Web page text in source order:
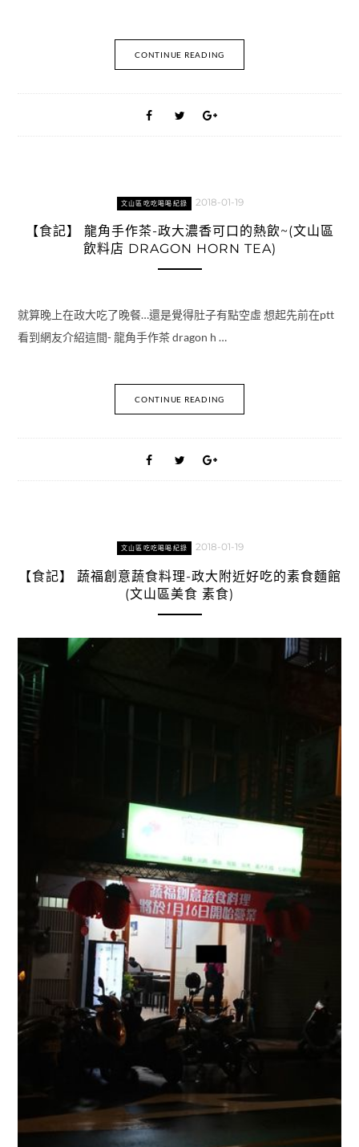
CONTINUE READING
文山區吃吃喝喝紀錄 2018-01-19
【食記】 龍角手作茶-政大濃香可口的熱飲~(文山區
飲料店 DRAGON HORN TEA)
就算晚上在政大吃了晚餐…還是覺得肚子有點空虛 想起先前在ptt
看到網友介紹這間- 龍角手作茶 dragon h …
CONTINUE READING
文山區吃吃喝喝紀錄 2018-01-19
【食記】 蔬福創意蔬食料理-政大附近好吃的素食麵館
(文山區美食 素食)